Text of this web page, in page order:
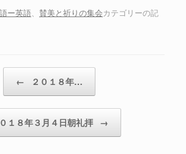
ー英語、 賛美と祈りの集会カテゴリーの記
← ２０１８年…
１８年３月４日朝礼拝 →